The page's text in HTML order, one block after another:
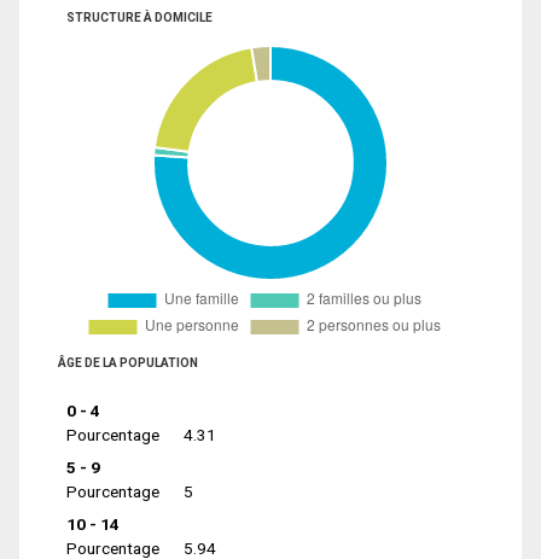
STRUCTURE À DOMICILE
ÂGE DE LA POPULATION
0 - 4
Pourcentage
4.31
5 - 9
Pourcentage
5
10 - 14
Pourcentage
5.94